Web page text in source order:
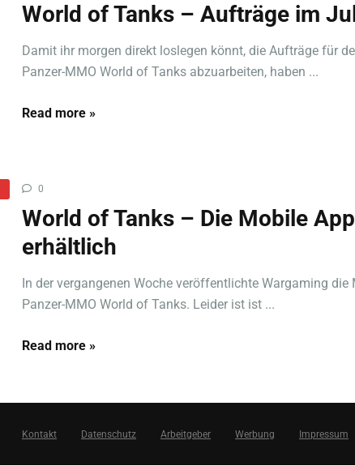
World of Tanks – Aufträge im
Damit ihr morgen direkt loslegen könnt, die Aufträge für
Panzer-MMO World of Tanks abzuarbeiten, haben ...
Read more »
0
World of Tanks – Die Mobile
erhältlich
In der vergangenen Woche veröffentlichte Wargaming die
Panzer-MMO World of Tanks. Leider ist ist ...
Read more »
Kontakt Datenschutz Arbeitgeber Werbung Impressum